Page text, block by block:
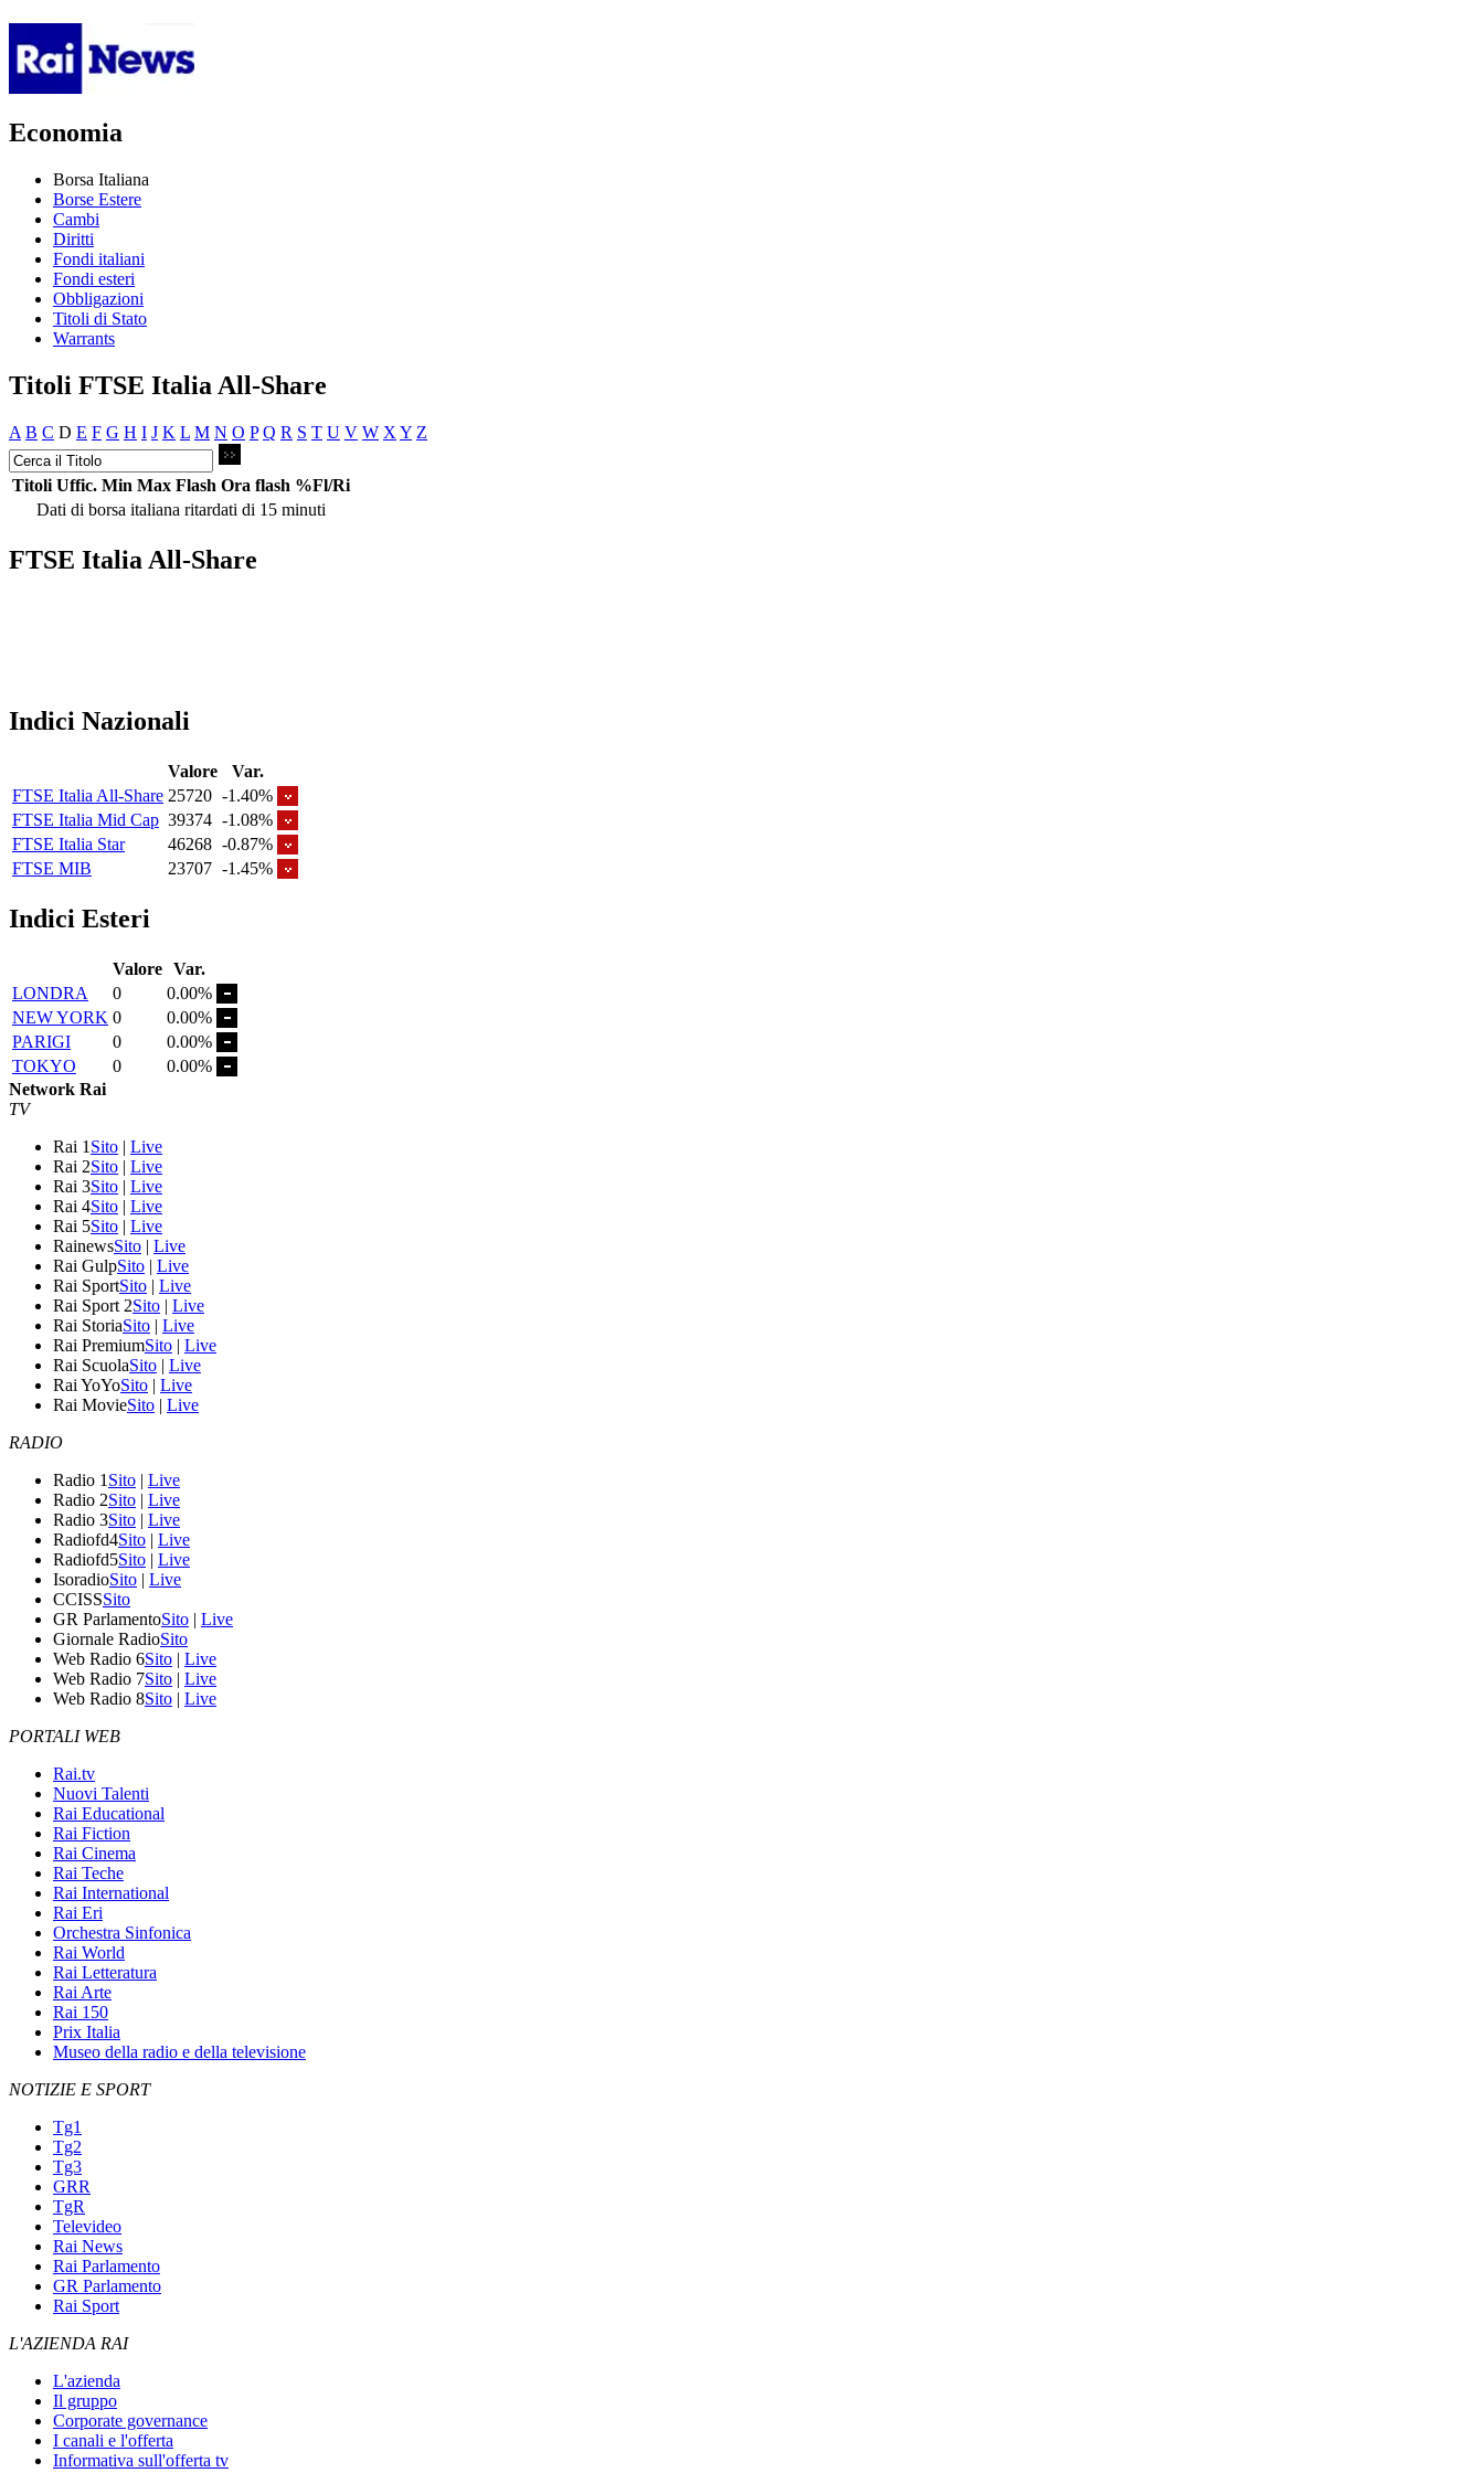
Economia
Borsa Italiana
Borse Estere
Cambi
Diritti
Fondi italiani
Fondi esteri
Obbligazioni
Titoli di Stato
Warrants
Titoli FTSE Italia All-Share
A B C D E F G H I J K L M N O P Q R S T U V W X Y Z
Titoli Uffic. Min Max Flash Ora flash %Fl/Ri
Dati di borsa italiana ritardati di 15 minuti
FTSE Italia All-Share
Indici Nazionali
Valore
Var.
FTSE Italia All-Share 25720 -1.40%
FTSE Italia Mid Cap 39374 -1.08%
FTSE Italia Star
46268 -0.87%
FTSE MIB
23707 -1.45%
Indici Esteri
Valore Var.
LONDRA
0
0.00%
NEW YORK 0
0.00%
PARIGI
0
0.00%
TOKYO
0
0.00%
Network Rai
TV
Rai 1 Sito | Live
Rai 2Sito | Live
Rai 3Sito | Live
Rai 4Sito | Live
Rai 5Sito | Live
RainewsSito | Live
Rai GulpSito | Live
Rai SportSito | Live
Rai Sport 2Sito | Live
Rai StoriaSito | Live
Rai PremiumSito | Live
Rai ScuolaSito | Live
Rai YoYoSito | Live
Rai MovieSito | Live
RADIO
Radio 1 Sito | Live
Radio 2Sito | Live
Radio 3Sito | Live
Radiofd4Sito | Live
Radiofd5Sito | Live
IsoradioSito | Live
CCISSSito
GR ParlamentoSito | Live
Giornale RadioSito
Web Radio 6Sito | Live
Web Radio 7Sito | Live
Web Radio 8Sito | Live
PORTALI WEB
Rai.tv
Nuovi Talenti
Rai Educational
Rai Fiction
Rai Cinema
Rai Teche
Rai International
Rai Eri
Orchestra Sinfonica
Rai World
Rai Letteratura
Rai Arte
Rai 150
Prix Italia
Museo della radio e della televisione
NOTIZIE E SPORT
Tg1
Tg2
Tg3
GRR
TgR
Televideo
Rai News
Rai Parlamento
GR Parlamento
Rai Sport
L'AZIENDA RAI
L'azienda
Il gruppo
Corporate governance
I canali e l'offerta
Informativa sull'offerta tv